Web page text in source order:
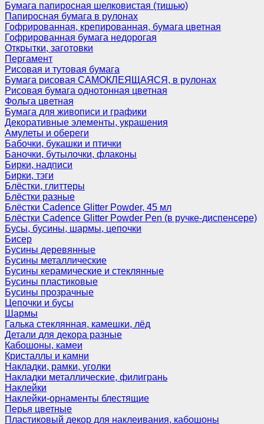
Бумага папиросная шелковистая (тишью)
Папиросная бумага в рулонах
Гофрированная, крепированная, бумага цветная
Гофрированная бумага недорогая
Открытки, заготовки
Пергамент
Рисовая и тутовая бумага
Бумага рисовая САМОКЛЕЯЩАЯСЯ, в рулонах
Рисовая бумага однотонная цветная
Фольга цветная
Бумага для живописи и графики
Декоративные элементы, украшения
Амулеты и обереги
Бабочки, букашки и птички
Баночки, бутылочки, флаконы
Бирки, надписи
Бирки, тэги
Блёстки, глиттеры
Блёстки разные
Блёстки Cadence Glitter Powder, 45 мл
Блёстки Cadence Glitter Powder Pen (в ручке-диспенсере)
Бусы, бусины, шармы, цепочки
Бисер
Бусины деревянные
Бусины металлические
Бусины керамические и стеклянные
Бусины пластиковые
Бусины прозрачные
Цепочки и бусы
Шармы
Галька стеклянная, камешки, лёд
Детали для декора разные
Кабошоны, камеи
Кристаллы и камни
Накладки, рамки, уголки
Накладки металлические, филигрань
Наклейки
Наклейки-орнаменты блестящие
Перья цветные
Пластиковый декор для наклеивания, кабошоны